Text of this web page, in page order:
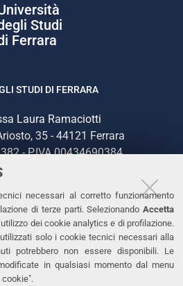
necessari al corretto funzionamento
di terze parti. Selezionando Accetta
dei cookie analytics e di profilazione.
solo i cookie tecnici necessari alla
potrebbero non essere disponibili. Le
in qualsiasi momento dal menu
Studi
Ferrara
STUDI DI FERRARA
Laura Ramaciotti
35 - 44121 Ferrara
- P.IVA 00434690384
293031